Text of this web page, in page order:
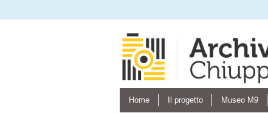
Home Il progetto Museo M9